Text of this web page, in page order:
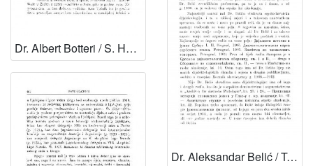
Dr. Albert Botteri / S. Hondl, V. Varićak i V. Vouk
Dr. Aleksandar Belić / T. Maretić